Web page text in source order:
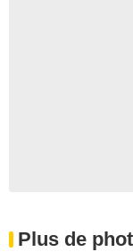
Plus de